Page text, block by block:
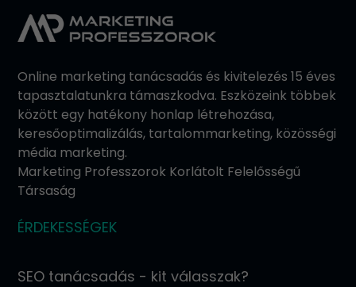
Online marketing tanácsadás és kivitelezés 15 éves
tapasztalatunkra támaszkodva. Eszközeink többek
között egy hatékony honlap létrehozása,
keresőoptimalizálás, tartalommarketing, közösségi
média marketing.
Marketing Professzorok Korlátolt Felelősségű
Társaság
ÉRDEKESSÉGEK
SEO tanácsadás - kit válasszak?